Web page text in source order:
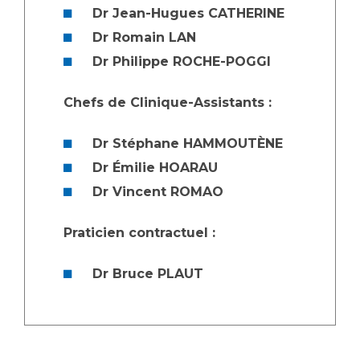
Dr Jean-Hugues CATHERINE
Dr Romain LAN
Dr Philippe ROCHE-POGGI
Chefs de Clinique-Assistants :
Dr Stéphane HAMMOUTÈNE
Dr Émilie HOARAU
Dr Vincent ROMAO
Praticien contractuel :
Dr Bruce PLAUT